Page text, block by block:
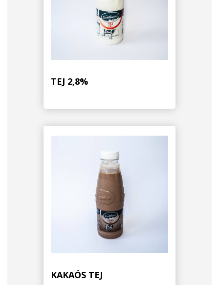
TEJ 2,8%
KAKAÓS TEJ